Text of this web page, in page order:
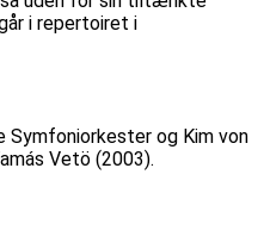
i repertoiret i
Symfoniorkester og Kim von
Vetö (2003).